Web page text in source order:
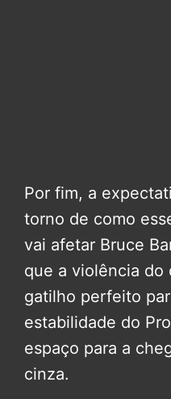
Por fim, a
torno de como
vai afetar Bruce
que a violência do
gatilho perfeito
estabilidade do
espaço para a
cinza.